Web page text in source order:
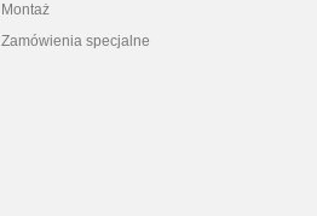
Montaż
Zamówienia specjalne